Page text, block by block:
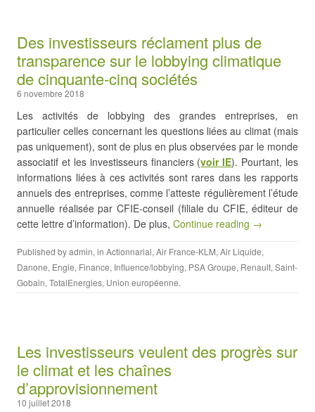
Des investisseurs réclament plus de
transparence sur le lobbying climatique
de cinquante-cinq sociétés
6 novembre 2018
Les activités de lobbying des grandes entreprises, en
particulier celles concernant les questions liées au climat (mais
pas uniquement), sont de plus en plus observées par le monde
associatif et les investisseurs financiers (voir IE). Pourtant, les
informations liées à ces activités sont rares dans les rapports
annuels des entreprises, comme l’atteste régulièrement l’étude
annuelle réalisée par CFIE-conseil (filiale du CFIE, éditeur de
cette lettre d’information). De plus, Continue reading →
Published byadmin, in Actionnarial, Air France-KLM, Air Liquide,
Danone, Engie, Finance, Influence/lobbying, PSA Groupe, Renault, Saint-
Gobain, TotalEnergies, Union européenne.
Les investisseurs veulent des progrès sur
le climat et les chaînes
d’approvisionnement
10 juillet 2018